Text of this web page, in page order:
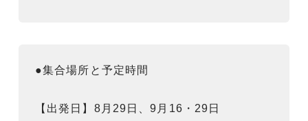
●集合場所と予定時間
【出発日】8月29日、9月16・29日